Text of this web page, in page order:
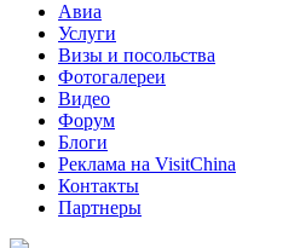
Авиа
Услуги
Визы и посольства
Фотогалереи
Видео
Форум
Блоги
Реклама на VisitChina
Контакты
Партнеры